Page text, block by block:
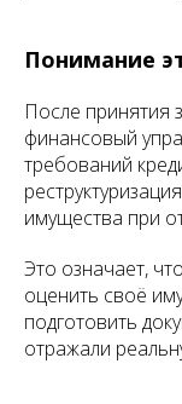
Понимание
После принятия
финансовый
требований
имущества при
Это означает,
оценить своё
подготовить
отражали